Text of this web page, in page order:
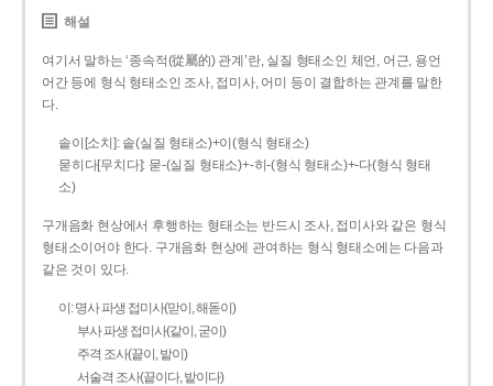
해설
여기서 말하는 ‘종속적(從屬的) 관계’란, 실질 형태소인 체언, 어근, 용언
어간 등에 형식 형태소인 조사, 접미사, 어미 등이 결합하는 관계를 말한
다.
솥이[소치]: 솥(실질 형태소)+이(형식 형태소)
묻히다[무치다]: 묻­-(실질 형태소)+­-히­-(형식 형태소)+-다(형식 형태
소)
구개음화 현상에서 후행하는 형태소는 반드시 조사, 접미사와 같은 형식
형태소이어야 한다. 구개음화 현상에 관여하는 형식 형태소에는 다음과
같은 것이 있다.
이: 명사 파생 접미사(맏이, 해돋이)
부사 파생 접미사(같이, 굳이)
주격 조사(끝이, 밭이)
서술격 조사(끝이다, 밭이다)